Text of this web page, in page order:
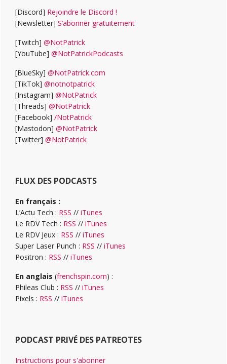
[Discord] Rejoindre le Discord !
[Newsletter] S’abonner gratuitement
[Twitch] @NotPatrick
[YouTube] @NotPatrickPodcasts
[BlueSky] @NotPatrick.com
[TikTok] @notnotpatrick
[Instagram] @NotPatrick
[Threads] @NotPatrick
[Facebook] /NotPatrick
[Mastodon] @NotPatrick
[Twitter] @NotPatrick
FLUX DES PODCASTS
En français :
L’Actu Tech : RSS // iTunes
Le RDV Tech : RSS // iTunes
Le RDV Jeux : RSS // iTunes
Super Laser Punch : RSS // iTunes
Positron : RSS // iTunes
En anglais (frenchspin.com) :
Phileas Club : RSS // iTunes
Pixels : RSS // iTunes
PODCAST PRIVÉ DES PATREOTES
Instructions pour s'abonner